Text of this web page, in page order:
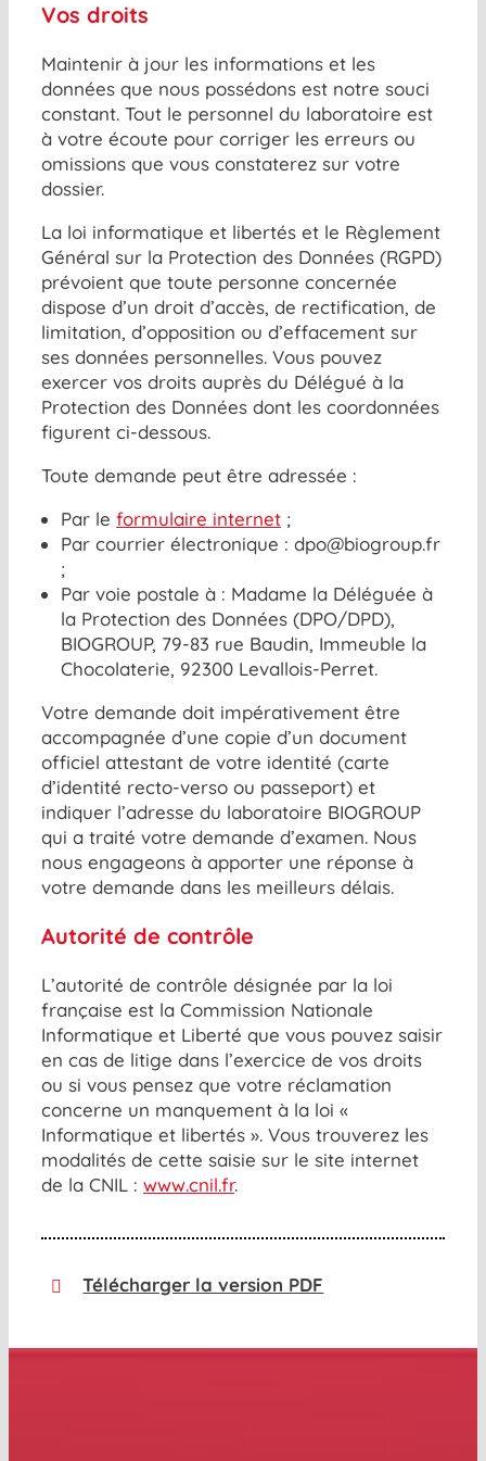
Vos droits
Maintenir à jour les informations et les
données que nous possédons est notre souci
constant. Tout le personnel du laboratoire est
à votre écoute pour corriger les erreurs ou
omissions que vous constaterez sur votre
dossier.
La loi informatique et libertés et le Règlement
Général sur la Protection des Données (RGPD)
prévoient que toute personne concernée
dispose d’un droit d’accès, de rectification, de
limitation, d’opposition ou d’effacement sur
ses données personnelles. Vous pouvez
exercer vos droits auprès du Délégué à la
Protection des Données dont les coordonnées
figurent ci-dessous.
Toute demande peut être adressée :
Par le formulaire internet;
Par courrier électronique : dpo@biogroup.fr
;
Par voie postale à : Madame la Déléguée à
la Protection des Données (DPO/DPD),
BIOGROUP, 79-83 rue Baudin, Immeuble la
Chocolaterie, 92300 Levallois-Perret.
Votre demande doit impérativement être
accompagnée d’une copie d’un document
officiel attestant de votre identité (carte
d’identité recto-verso ou passeport) et
indiquer l’adresse du laboratoire BIOGROUP
qui a traité votre demande d’examen. Nous
nous engageons à apporter une réponse à
votre demande dans les meilleurs délais.
Autorité de contrôle
L’autorité de contrôle désignée par la loi
française est la Commission Nationale
Informatique et Liberté que vous pouvez saisir
en cas de litige dans l’exercice de vos droits
ou si vous pensez que votre réclamation
concerne un manquement à la loi «
Informatique et libertés ». Vous trouverez les
modalités de cette saisie sur le site internet
de la CNIL : www.cnil.fr.
Télécharger la version PDF